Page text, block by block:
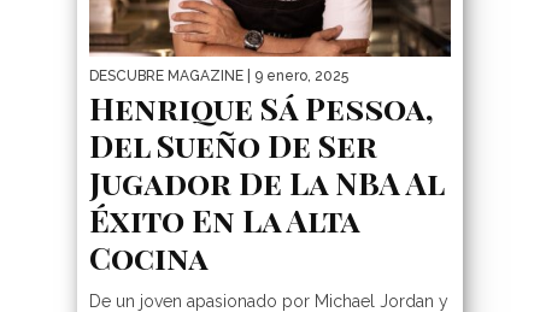
DESCUBRE MAGAZINE | 9 enero, 2025
Henrique Sá Pessoa,
Del Sueño De Ser
Jugador De La NBA Al
Éxito En La Alta
Cocina
De un joven apasionado por Michael Jordan y